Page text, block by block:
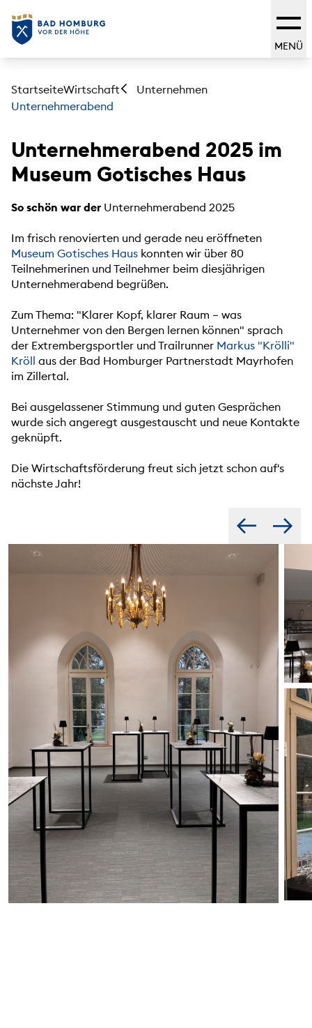
MENÜ
StartseiteWirtschaft
Unternehmen
Unternehmerabend
Unternehmerabend 2025 im
Museum Gotisches Haus
So schön war der Unternehmerabend 2025
Im frisch renovierten und gerade neu eröffneten
Museum Gotisches Haus konnten wir über 80
Teilnehmerinen und Teilnehmer beim diesjährigen
Unternehmerabend begrüßen.
Zum Thema: "Klarer Kopf, klarer Raum – was
Unternehmer von den Bergen lernen können" sprach
der Extrembergsportler und Trailrunner Markus "Krölli"
Kröll aus der Bad Homburger Partnerstadt Mayrhofen
im Zillertal.
Bei ausgelassener Stimmung und guten Gesprächen
wurde sich angeregt ausgestauscht und neue Kontakte
geknüpft.
Die Wirtschaftsförderung freut sich jetzt schon auf's
nächste Jahr!